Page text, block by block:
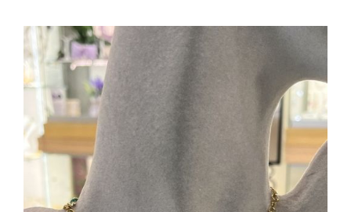
AGGIUNGI AL CARRELLO